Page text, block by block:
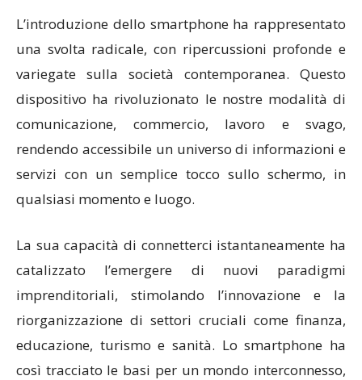
L’introduzione dello smartphone ha rappresentato
una svolta radicale, con ripercussioni profonde e
variegate sulla società contemporanea. Questo
dispositivo ha rivoluzionato le nostre modalità di
comunicazione, commercio, lavoro e svago,
rendendo accessibile un universo di informazioni e
servizi con un semplice tocco sullo schermo, in
qualsiasi momento e luogo.
La sua capacità di connetterci istantaneamente ha
catalizzato l’emergere di nuovi paradigmi
imprenditoriali, stimolando l’innovazione e la
riorganizzazione di settori cruciali come finanza,
educazione, turismo e sanità. Lo smartphone ha
così tracciato le basi per un mondo interconnesso,